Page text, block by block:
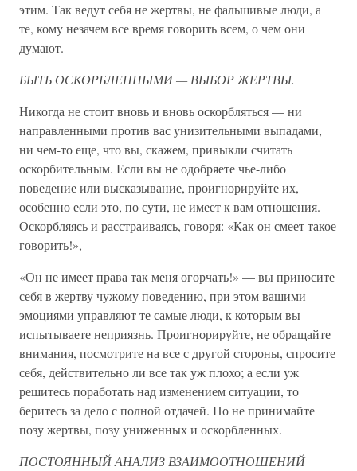
этим. Так ведут себя не жертвы, не фальшивые люди, а
те, кому незачем все время говорить всем, о чем они
думают.
БЫТЬ ОСКОРБЛЕННЫМИ — ВЫБОР ЖЕРТВЫ.
Никогда не стоит вновь и вновь оскорбляться — ни
направленными против вас унизительными выпадами,
ни чем-то еще, что вы, скажем, привыкли считать
оскорбительным. Если вы не одобряете чье-либо
поведение или высказывание, проигнорируйте их,
особенно если это, по сути, не имеет к вам отношения.
Оскорбляясь и расстраиваясь, говоря: «Как он смеет такое
говорить!»,
«Он не имеет права так меня огорчать!» — вы приносите
себя в жертву чужому поведению, при этом вашими
эмоциями управляют те самые люди, к которым вы
испытываете неприязнь. Проигнорируйте, не обращайте
внимания, посмотрите на все с другой стороны, спросите
себя, действительно ли все так уж плохо; а если уж
решитесь поработать над изменением ситуации, то
беритесь за дело с полной отдачей. Но не принимайте
позу жертвы, позу униженных и оскорбленных.
ПОСТОЯННЫЙ АНАЛИЗ ВЗАИМООТНОШЕНИЙ